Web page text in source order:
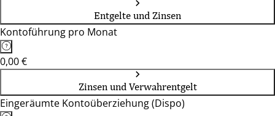
Entgelte und Zinsen
Kontoführung pro Monat
0,00 €
Zinsen und Verwahrentgelt
Eingeräumte Kontoüberziehung (Dispo)